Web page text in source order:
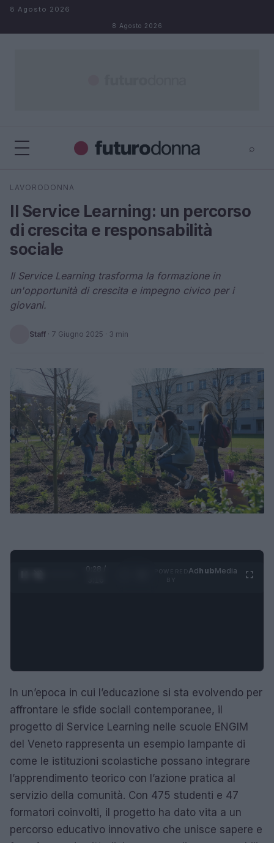
Salta al contenuto
8 Agosto 2026
8 Agosto 2026
⌕
Cerca
LAVORODONNA
Il Service Learning: un percorso
di crescita e responsabilità
sociale
Il Service Learning trasforma la formazione in
un'opportunità di crescita e impegno civico per i
giovani.
Staff · 7 Giugno 2025 · 3 min
0:29 /
AdhubMedia
In un’epoca in cui l’educazione si sta evolvendo per
affrontare le sfide sociali contemporanee, il
progetto di Service Learning nelle scuole ENGIM
del Veneto rappresenta un esempio lampante di
come le istituzioni scolastiche possano integrare
l’apprendimento teorico con l’azione pratica al
servizio della comunità. Con 475 studenti e 47
formatori coinvolti, il progetto ha dato vita a un
percorso educativo innovativo che unisce sapere e